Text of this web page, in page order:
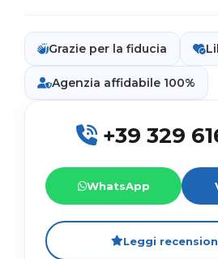
Grazie per la fiducia
Agenzia affidabile 100%
+39 329
WhatsApp
Leggi